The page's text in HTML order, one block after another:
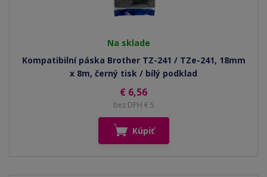
Na sklade
Kompatibilní páska Brother TZ-241 / TZe-241, 18mm
x 8m, černý tisk / bílý podklad
€ 6,56
bez DPH € 5
Kúpiť